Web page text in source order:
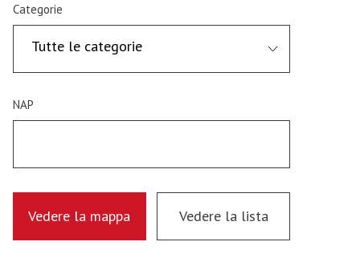
Categorie
Tutte le categorie
NAP
Vedere la mappa Vedere la lista